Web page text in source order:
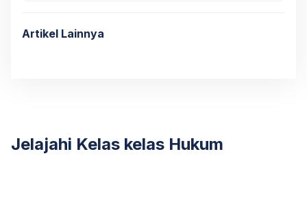
Artikel Lainnya
Jelajahi Kelas kelas Hukum